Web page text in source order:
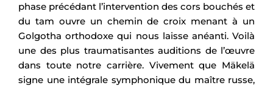
phase précédant l’intervention des cors bouchés et
du tam ouvre un chemin de croix menant à un
Golgotha orthodoxe qui nous laisse anéanti. Voilà
une des plus traumatisantes auditions de l’œuvre
dans toute notre carrière. Vivement que Mäkelä
signe une intégrale symphonique du maître russe,